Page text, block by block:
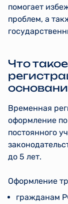
помогает
проблем, а
Что
Временная
оформление
постоянного
до 5 лет.
Оформление
гражданам